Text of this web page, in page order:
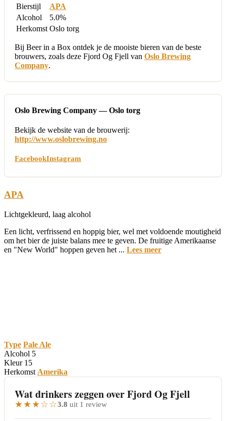
Bierstijl
APA
Alcohol
5.0%
Herkomst Oslo torg
Bij Beer in a Box ontdek je de mooiste bieren van de beste
brouwers, zoals deze Fjord Og Fjell van Oslo Brewing
Company.
Oslo Brewing Company — Oslo torg
Bekijk de website van de brouwerij:
http://www.oslobrewing.no
FacebookInstagram
APA
Lichtgekleurd, laag alcohol
Een licht, verfrissend en hoppig bier, wel met voldoende moutigheid
om het bier de juiste balans mee te geven. De fruitige Amerikaanse
en "New World" hoppen geven het ... Lees meer
Type Pale Ale
Alcohol 5
Kleur 15
Herkomst Amerika
Wat drinkers zeggen over Fjord Og Fjell
★★★☆☆3.8 uit 1 review